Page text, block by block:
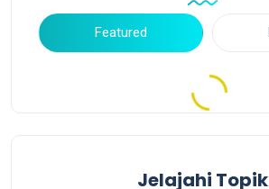
Featured
Jelajahi Topik